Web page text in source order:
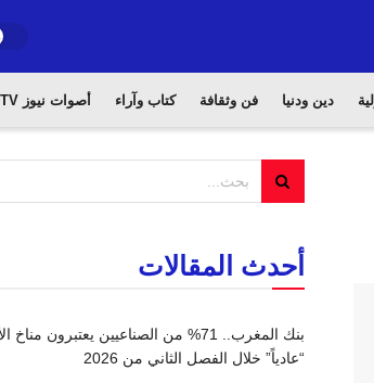
دين ودنيا فن وثقافة كتاب وآراء أصوات نيوز TV
أحدث المقالات
بنك المغرب.. 71% من الصناعيين يعتبرون مناخ
“عادياً” خلال الفصل الثاني من 2026